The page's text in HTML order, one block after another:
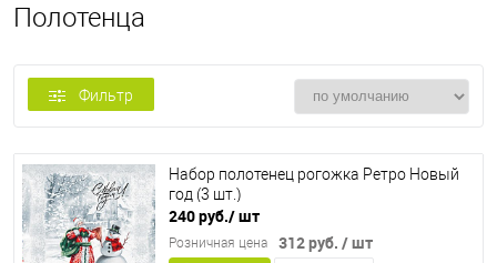
Полотенца
Фильтр
Набор полотенец рогожка Ретро Новый
год (3 шт.)
240 руб./ шт
312 руб. / шт
Розничная цена